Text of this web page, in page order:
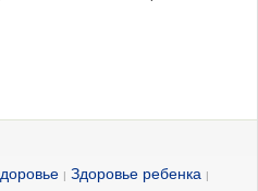
| Здоровье ребенка |